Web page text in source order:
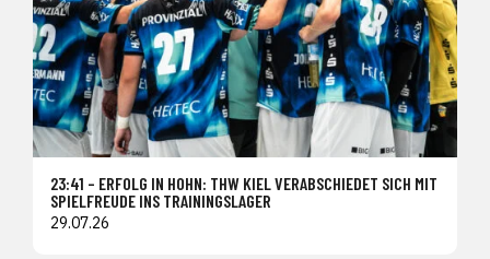
23:41 – ERFOLG IN HOHN: THW KIEL VERABSCHIEDET SICH MIT
SPIELFREUDE INS TRAININGSLAGER
29.07.26